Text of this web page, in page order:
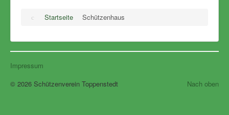
Startseite Schützenhaus
Impressum
Nach oben
© 2026 Schützenverein Toppenstedt